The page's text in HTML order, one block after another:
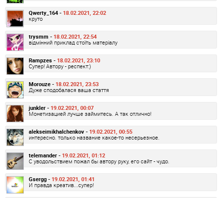
Qwerty_164 - 18.02.2021, 22:02
круто
trysmm - 18.02.2021, 22:54
відмінний приклад стоїть матеріалу
Rampzes - 18.02.2021, 23:10
Супер! Автору - респект:)
Morouze - 18.02.2021, 23:53
Дуже сподобалася ваша стаття
junkler - 19.02.2021, 00:07
Монетизацией лучше займитесь. А так отлично!
alekseimikhalchenkov - 19.02.2021, 00:55
интересно. только название какое-то несерьезное.
telemander - 19.02.2021, 01:12
С уводольствием пожал бы автору руку, его сайт - чудо.
Gsergg - 19.02.2021, 01:41
И правда креатив...супер!